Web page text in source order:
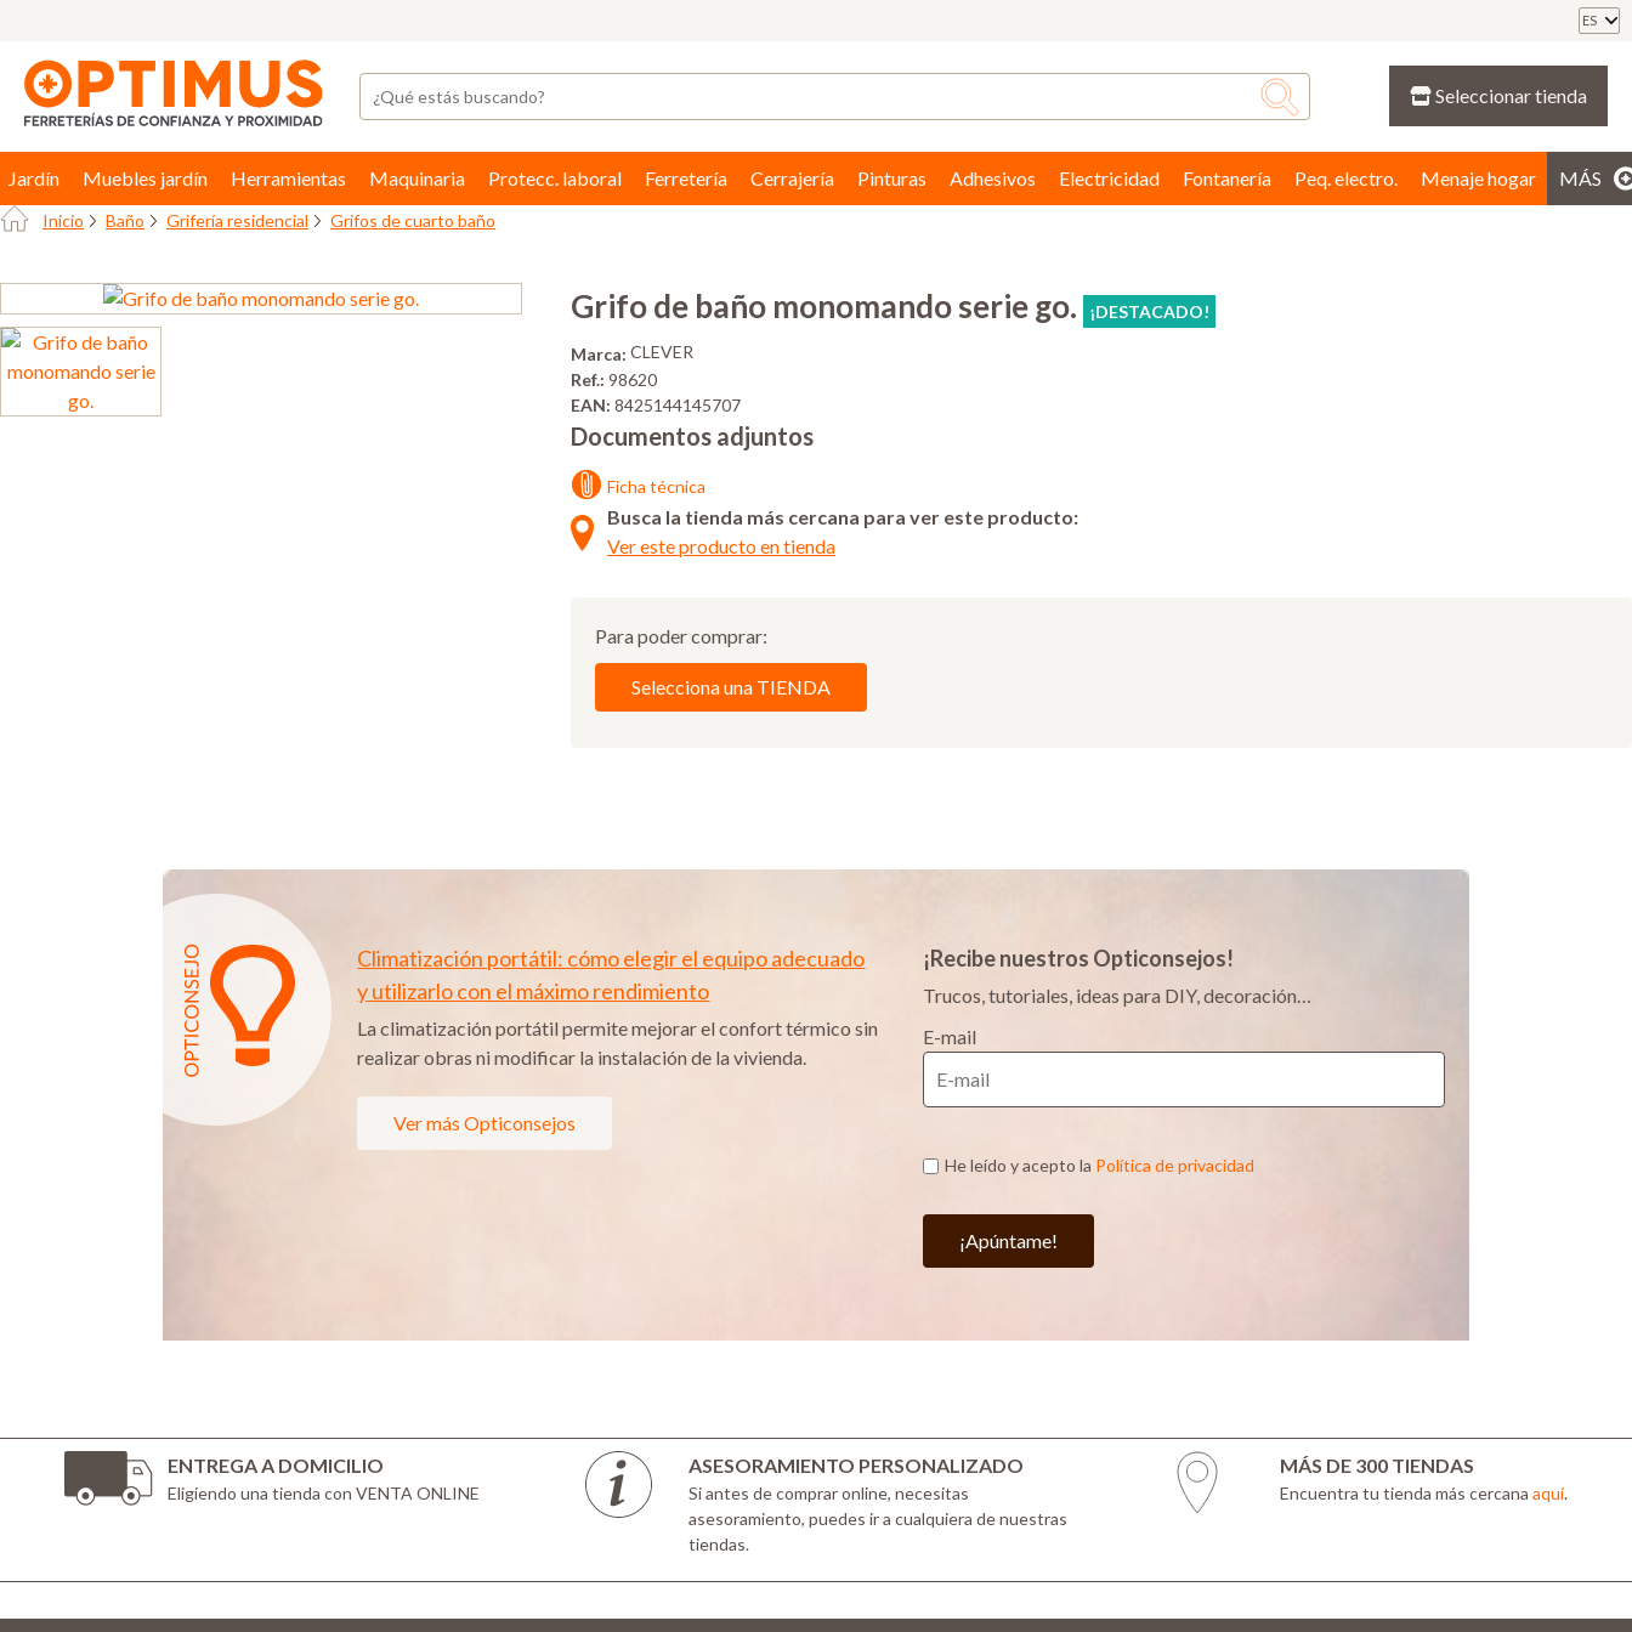
ES
Seleccionar tienda
Jardín Muebles jardín Herramientas Maquinaria Protecc. laboral Ferretería Cerrajería Pinturas Adhesivos Electricidad Fontanería Peq. electro. Menaje hogar MÁS
Inicio Baño Grifería residencial Grifos de cuarto baño
Grifo de baño monomando serie go. ¡DESTACADO!
Marca: CLEVER
Ref.: 98620
EAN: 8425144145707
Documentos adjuntos
Ficha técnica
Busca la tienda más cercana para ver este producto:
Ver este producto en tienda
Para poder comprar:
Selecciona una TIENDA
Climatización portátil: cómo elegir el equipo adecuado
y utilizarlo con el máximo rendimiento
La climatización portátil permite mejorar el confort térmico sin
realizar obras ni modificar la instalación de la vivienda.
Ver más Opticonsejos
¡Recibe nuestros Opticonsejos!
Trucos, tutoriales, ideas para DIY, decoración…
E-mail
He leído y acepto la Política de privacidad
¡Apúntame!
ENTREGA A DOMICILIO
Eligiendo una tienda con VENTA ONLINE
ASESORAMIENTO PERSONALIZADO
Si antes de comprar online, necesitas
asesoramiento, puedes ir a cualquiera de nuestras
tiendas.
MÁS DE 300 TIENDAS
Encuentra tu tienda más cercana aquí.